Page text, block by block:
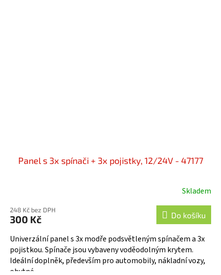
Panel s 3x spínači + 3x pojistky, 12/24V - 47177
Skladem
248 Kč bez DPH
300 Kč Do košíku
Univerzální panel s 3x modře podsvětleným spínačem a 3x
pojistkou. Spínače jsou vybaveny voděodolným krytem.
Ideální doplněk, především pro automobily, nákladní vozy,
obytné...